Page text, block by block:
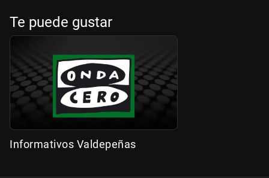
Te puede gustar
Informativos Valdepeñas